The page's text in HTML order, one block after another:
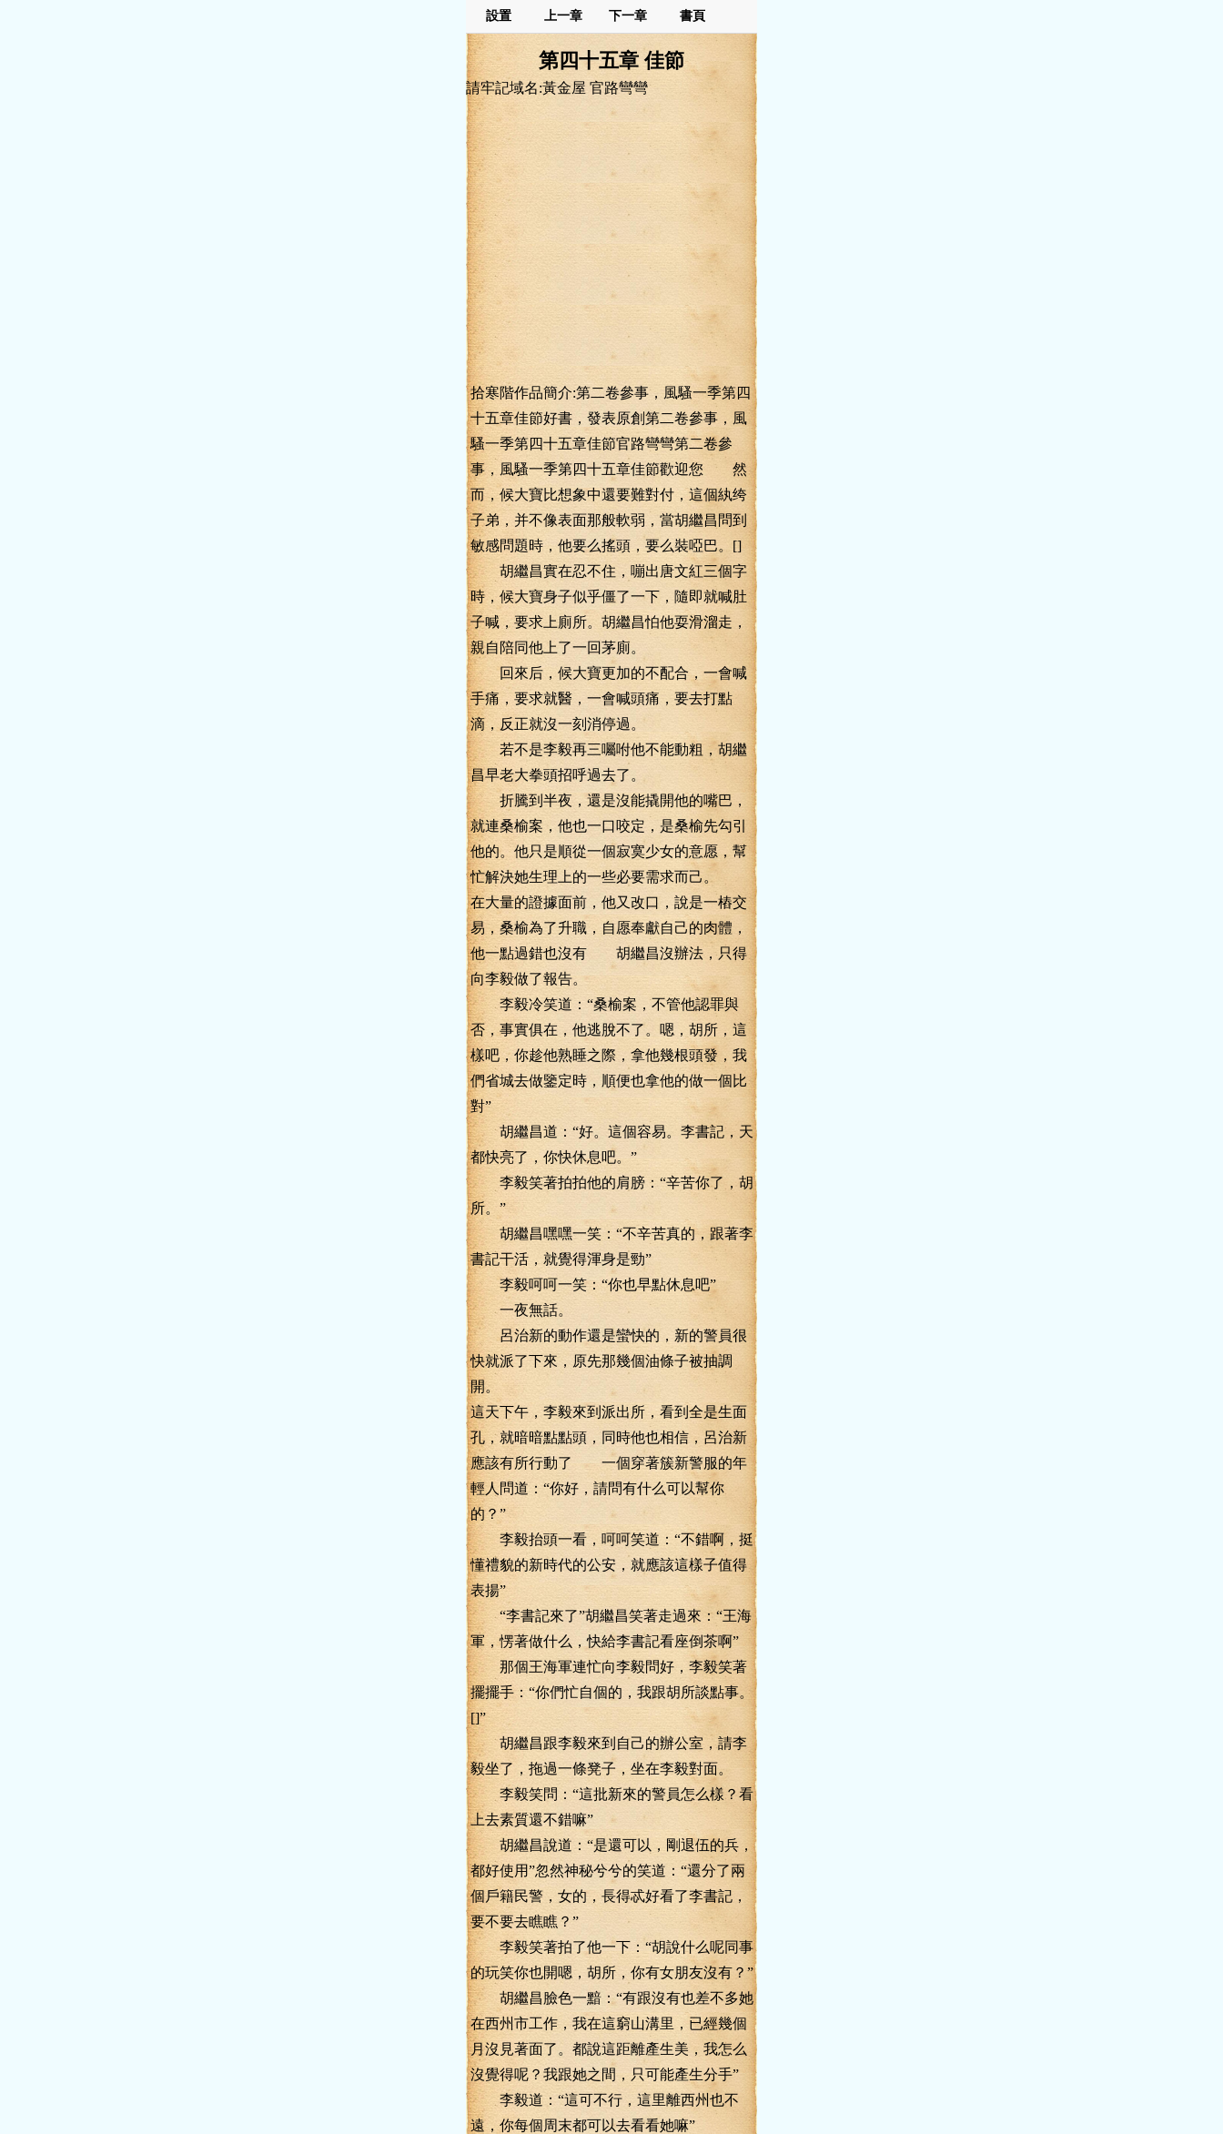
設置 上一章 下一章 書頁
第四十五章 佳節
請牢記域名:黃金屋 官路彎彎
拾寒階作品簡介:第二卷參事，風騷一季第四
十五章佳節好書，發表原創第二卷參事，風
騷一季第四十五章佳節官路彎彎第二卷參
事，風騷一季第四十五章佳節歡迎您 然
而，候大寶比想象中還要難對付，這個紈绔
子弟，并不像表面那般軟弱，當胡繼昌問到
敏感問題時，他要么搖頭，要么裝啞巴。[]
胡繼昌實在忍不住，嘣出唐文紅三個字
時，候大寶身子似乎僵了一下，隨即就喊肚
子喊，要求上廁所。胡繼昌怕他耍滑溜走，
親自陪同他上了一回茅廁。
回來后，候大寶更加的不配合，一會喊
手痛，要求就醫，一會喊頭痛，要去打點
滴，反正就沒一刻消停過。
若不是李毅再三囑咐他不能動粗，胡繼
昌早老大拳頭招呼過去了。
折騰到半夜，還是沒能撬開他的嘴巴，
就連桑榆案，他也一口咬定，是桑榆先勾引
他的。他只是順從一個寂寞少女的意愿，幫
忙解決她生理上的一些必要需求而己。
在大量的證據面前，他又改口，說是一樁交
易，桑榆為了升職，自愿奉獻自己的肉體，
他一點過錯也沒有 胡繼昌沒辦法，只得
向李毅做了報告。
李毅冷笑道：“桑榆案，不管他認罪與
否，事實俱在，他逃脫不了。嗯，胡所，這
樣吧，你趁他熟睡之際，拿他幾根頭發，我
們省城去做鑒定時，順便也拿他的做一個比
對”
胡繼昌道：“好。這個容易。李書記，天
都快亮了，你快休息吧。”
李毅笑著拍拍他的肩膀：“辛苦你了，胡
所。”
胡繼昌嘿嘿一笑：“不辛苦真的，跟著李
書記干活，就覺得渾身是勁”
李毅呵呵一笑：“你也早點休息吧”
一夜無話。
呂治新的動作還是蠻快的，新的警員很
快就派了下來，原先那幾個油條子被抽調
開。
這天下午，李毅來到派出所，看到全是生面
孔，就暗暗點點頭，同時他也相信，呂治新
應該有所行動了 一個穿著簇新警服的年
輕人問道：“你好，請問有什么可以幫你
的？”
李毅抬頭一看，呵呵笑道：“不錯啊，挺
懂禮貌的新時代的公安，就應該這樣子值得
表揚”
“李書記來了”胡繼昌笑著走過來：“王海
軍，愣著做什么，快給李書記看座倒茶啊”
那個王海軍連忙向李毅問好，李毅笑著
擺擺手：“你們忙自個的，我跟胡所談點事。
[]”
胡繼昌跟李毅來到自己的辦公室，請李
毅坐了，拖過一條凳子，坐在李毅對面。
李毅笑問：“這批新來的警員怎么樣？看
上去素質還不錯嘛”
胡繼昌說道：“是還可以，剛退伍的兵，
都好使用”忽然神秘兮兮的笑道：“還分了兩
個戶籍民警，女的，長得忒好看了李書記，
要不要去瞧瞧？”
李毅笑著拍了他一下：“胡說什么呢同事
的玩笑你也開嗯，胡所，你有女朋友沒有？”
胡繼昌臉色一黯：“有跟沒有也差不多她
在西州市工作，我在這窮山溝里，已經幾個
月沒見著面了。都說這距離產生美，我怎么
沒覺得呢？我跟她之間，只可能產生分手”
李毅道：“這可不行，這里離西州也不
遠，你每個周末都可以去看看她嘛”